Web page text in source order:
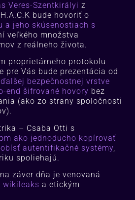
Veres-Szentkirályi z
bude hovoriť o
a jeho skúsenostiach s
veľkého množstva
z reálneho života.
proprietárneho protokolu
pre Vás bude prezentácia od
ďalšej bezpečnostnej vrstve
end šifrované hovory bez
(ako zo strany spoločnosti
– Csaba Otti s
ako jednoducho kopírovať
autentifikačné systémy,
spoliehajú.
záver dňa je venovaná
wikileaks a etickým